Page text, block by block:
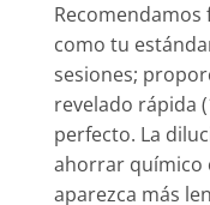
como tu
sesiones;
revelado rápida
perfecto. La
ahorrar químico
aparezca más